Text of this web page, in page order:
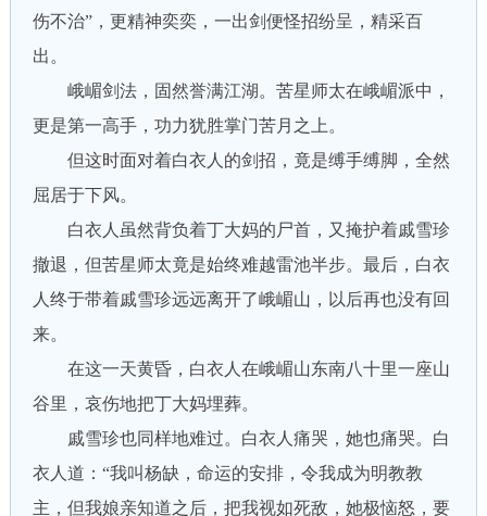
伤不治”，更精神奕奕，一出剑便怪招纷呈，精采百
出。
峨嵋剑法，固然誉满江湖。苦星师太在峨嵋派中，
更是第一高手，功力犹胜掌门苦月之上。
但这时面对着白衣人的剑招，竟是缚手缚脚，全然
屈居于下风。
白衣人虽然背负着丁大妈的尸首，又掩护着戚雪珍
撤退，但苦星师太竟是始终难越雷池半步。最后，白衣
人终于带着戚雪珍远远离开了峨嵋山，以后再也没有回
来。
在这一天黄昏，白衣人在峨嵋山东南八十里一座山
谷里，哀伤地把丁大妈埋葬。
戚雪珍也同样地难过。白衣人痛哭，她也痛哭。白
衣人道：“我叫杨缺，命运的安排，令我成为明教教
主，但我娘亲知道之后，把我视如死敌，她极恼怒，要